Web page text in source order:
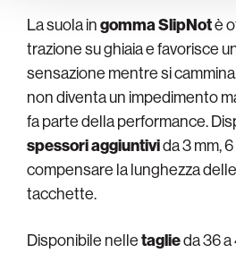
La suola ingomma SlipNotè
trazione su ghiaia e favorisce
sensazione mentre si
non diventa un impedimento
fa parte della performance.
spessori aggiuntivida 3 mm,
compensare la lunghezza
tacchette.
Disponibile nelletaglieda 36